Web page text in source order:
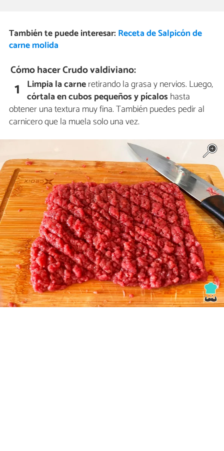
También te puede interesar: Receta de Salpicón de
carne molida
Cómo hacer Crudo valdiviano:
1 Limpia la carneretirando la grasa y nervios. Luego,
córtala en cubos pequeños y pícalos hasta
obtener una textura muy fina. También puedes pedir al
carnicero que la muela solo una vez.